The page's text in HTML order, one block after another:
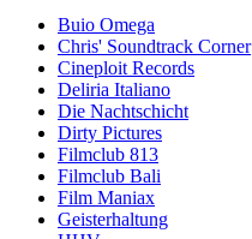
Buio Omega
Chris' Soundtrack Corner
Cineploit Records
Deliria Italiano
Die Nachtschicht
Dirty Pictures
Filmclub 813
Filmclub Bali
Film Maniax
Geisterhaltung